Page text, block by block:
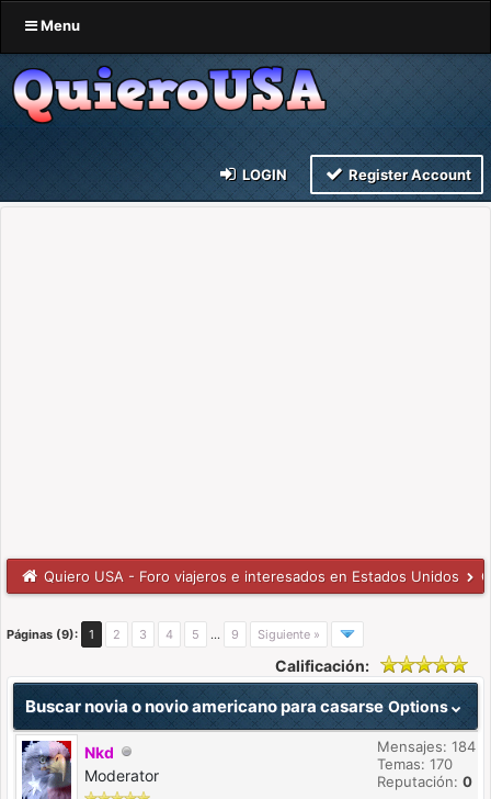
Menu
LOGIN Register Account
Quiero USA - Foro viajeros e interesados en Estados Unidos
Páginas (9): 1 2 3 4 5 … 9 Siguiente »
Calificación:
Options
Buscar novia o novio americano para casarse
Nkd
Moderator
Mensajes: 184
Temas: 170
Reputación: 0